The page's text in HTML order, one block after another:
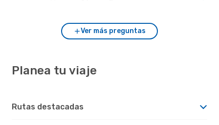
Ver más preguntas
Planea tu viaje
Rutas destacadas